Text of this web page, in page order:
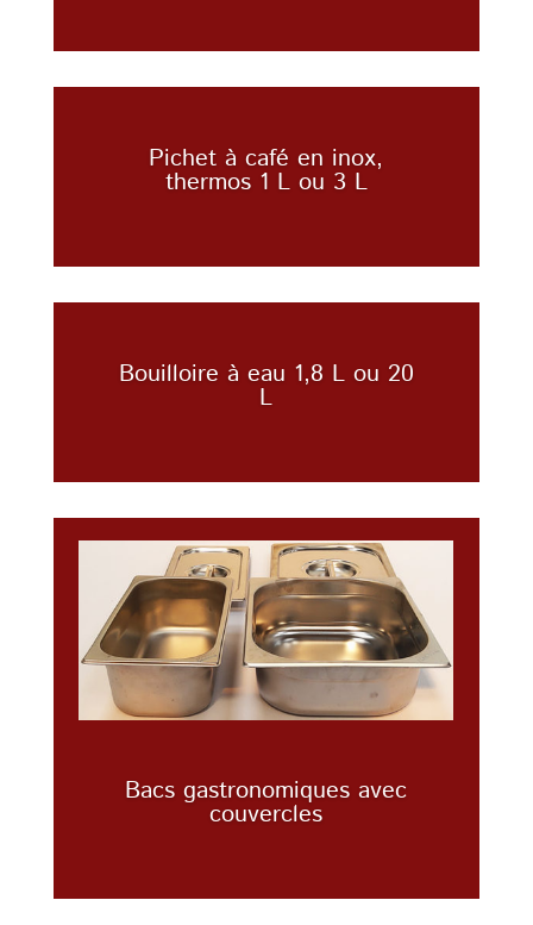
Pichet à café en inox,
thermos 1 L ou 3 L
Bouilloire à eau 1,8 L ou 20
L
Bacs gastronomiques avec
couvercles